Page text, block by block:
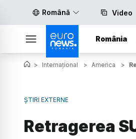
Română Video
România
> Internațional > America >
ȘTIRI EXTERNE
Retragerea